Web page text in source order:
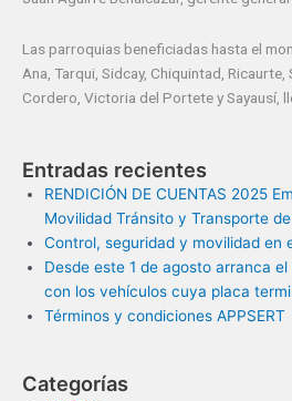
Las parroquias beneficiadas hasta el
Ana, Tarqui, Sidcay, Chiquintad,
Cordero, Victoria del Portete y Sayausí,
Entradas recientes
RENDICIÓN DE CUENTAS 2025
Movilidad Tránsito y Transporte
Control, seguridad y movilidad en
Desde este 1 de agosto arranca
con los vehículos cuya placa
Términos y condiciones APPSERT
Categorías